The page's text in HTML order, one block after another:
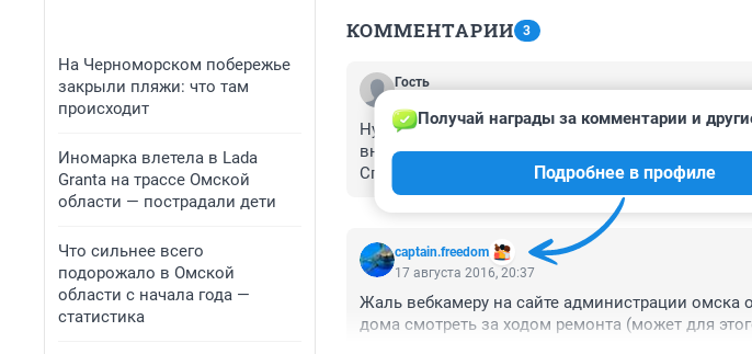
На Черноморском побережье
закрыли пляжи: что там
происходит
Иномарка влетела в Lada
Granta на трассе Омской
области — пострадали дети
Что сильнее всего
подорожало в Омской
области с начала года —
статистика
КОММЕНТАРИИ 3
Гость
Ну наконец-то зашевелились, подкованному
внимательно мост осмотреть, чтоб понять, что
Спасибо Шишову, обратил на это внимание
произойдет, если мост внезапно рухнет.
captain.freedom
Получай награды за комментарии и
Подробнее в профиле
17 августа 2016, 20:37
Жаль вебкамеру на сайте администрации
дома смотреть за ходом ремонта (может для